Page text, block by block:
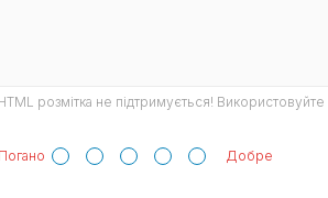
розмітка не підтримується! Використовуйте
Добре